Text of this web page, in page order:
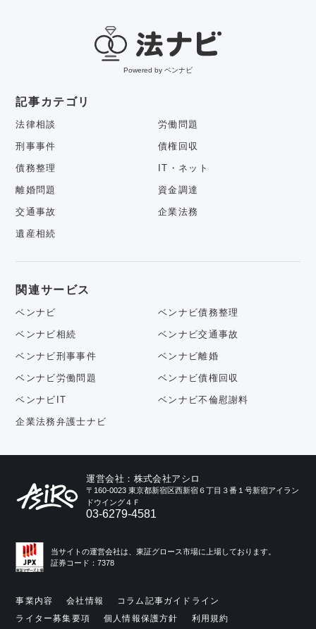
Powered by ベンナビ
記事カテゴリ
法律相談 労働問題
刑事事件 債権回収
債務整理 IT・ネット
離婚問題 資金調達
交通事故 企業法務
遺産相続
関連サービス
ベンナビ ベンナビ債務整理
ベンナビ相続 ベンナビ交通事故
ベンナビ刑事事件 ベンナビ離婚
ベンナビ労働問題 ベンナビ債権回収
ベンナビIT ベンナビ不倫慰謝料
企業法務弁護士ナビ
運営会社：株式会社アシロ
〒160-0023 東京都新宿区西新宿６丁目３番１号新宿アイラン
ドウイング４Ｆ
03-6279-4581
当サイトの運営会社は、東証グロース市場に上場しております。
証券コード：7378
事業内容 会社情報
コラム記事ガイドライン
ライター募集要項
個人情報保護方針 利用規約